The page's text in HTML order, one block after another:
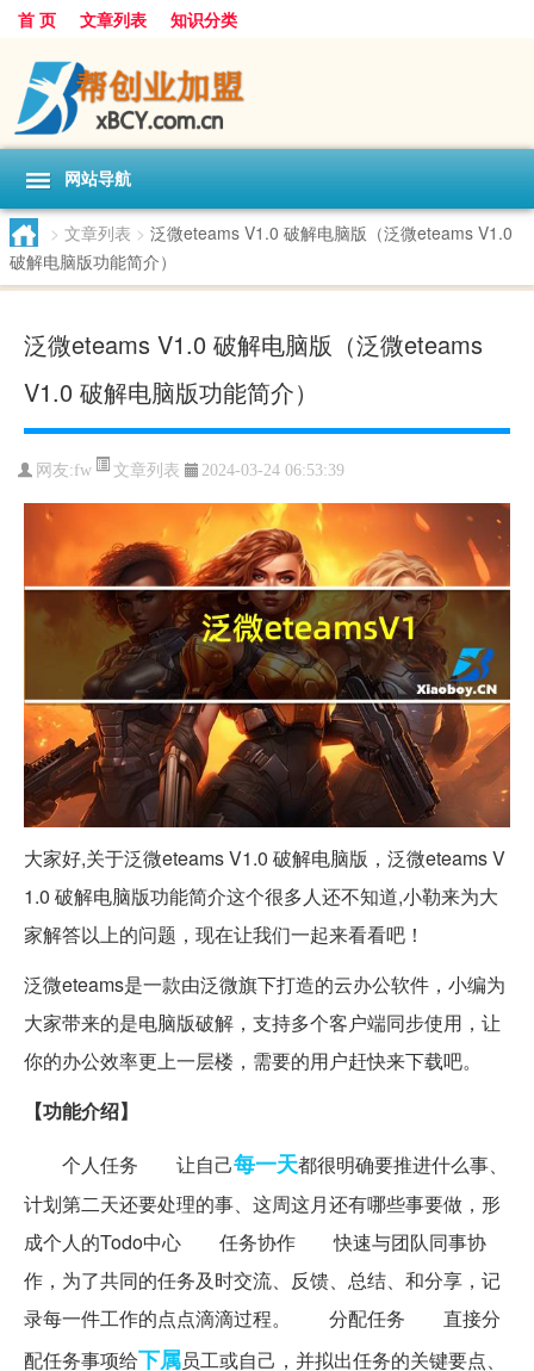
首 页 文章列表 知识分类
网站导航
> 文章列表 > 泛微eteams V1.0 破解电脑版（泛微eteams V1.0
破解电脑版功能简介）
泛微eteams V1.0 破解电脑版（泛微eteams
V1.0 破解电脑版功能简介）
网友:fw 文章列表 2024-03-24 06:53:39
大家好,关于泛微eteams V1.0 破解电脑版，泛微eteams V
1.0 破解电脑版功能简介这个很多人还不知道,小勒来为大
家解答以上的问题，现在让我们一起来看看吧！
泛微eteams是一款由泛微旗下打造的云办公软件，小编为
大家带来的是电脑版破解，支持多个客户端同步使用，让
你的办公效率更上一层楼，需要的用户赶快来下载吧。
【功能介绍】
个人任务 让自己每一天都很明确要推进什么事、
计划第二天还要处理的事、这周这月还有哪些事要做，形
成个人的Todo中心 任务协作 快速与团队同事协
作，为了共同的任务及时交流、反馈、总结、和分享，记
录每一件工作的点点滴滴过程。 分配任务 直接分
配任务事项给下属员工或自己，并拟出任务的关键要点、